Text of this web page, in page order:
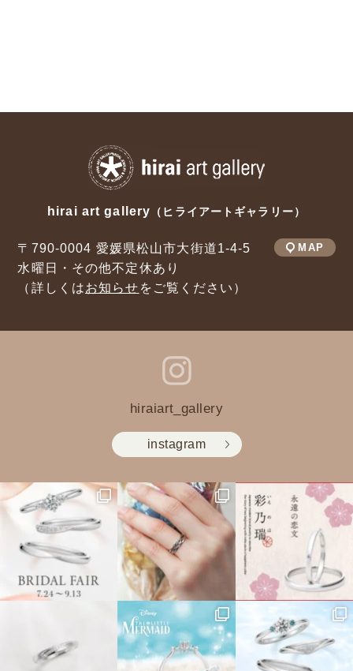
hirai art gallery （ヒライアートギャラリー）
MAP
〒790-0004 愛媛県松山市大街道1-4-5
水曜日・その他不定休あり
（詳しくはお知らせ をご覧ください）
hiraiart_gallery
instagram